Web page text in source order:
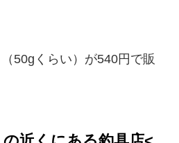
50gくらい）が540円で販